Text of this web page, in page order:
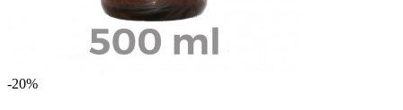
-20%